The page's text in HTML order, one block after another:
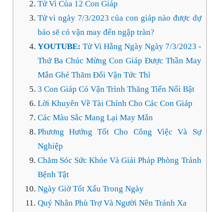
Tử Vi Của 12 Con Giáp
Tử vi ngày 7/3/2023 của con giáp nào được dự
báo sẽ có vận may đến ngập tràn?
YOUTUBE: Tử Vi Hằng Ngày Ngày 7/3/2023 -
Thứ Ba Chúc Mừng Con Giáp Được Thần May
Mắn Ghé Thăm Đổi Vận Tức Thì
3 Con Giáp Có Vận Trình Thăng Tiến Nổi Bật
Lời Khuyên Về Tài Chính Cho Các Con Giáp
Các Màu Sắc Mang Lại May Mắn
Phương Hướng Tốt Cho Công Việc Và Sự
Nghiệp
Chăm Sóc Sức Khỏe Và Giải Pháp Phòng Tránh
Bệnh Tật
Ngày Giờ Tốt Xấu Trong Ngày
Quý Nhân Phù Trợ Và Người Nên Tránh Xa